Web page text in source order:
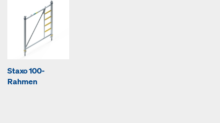
Staxo 100-
Rahmen